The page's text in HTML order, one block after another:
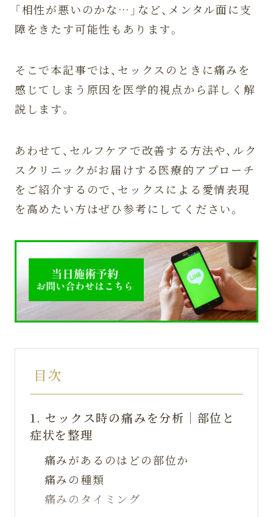
「相性が悪いのかな…」など、メンタル面に支
障をきたす可能性もあります。
そこで本記事では、セックスのときに痛みを
感じてしまう原因を医学的視点から詳しく解
説します。
あわせて、セルフケアで改善する方法や、ルク
スクリニックがお届けする医療的アプローチ
をご紹介するので、セックスによる愛情表現
を高めたい方はぜひ参考にしてください。
目次
1. セックス時の痛みを分析｜部位と
症状を整理
痛みがあるのはどの部位か
痛みの種類
痛みのタイミング